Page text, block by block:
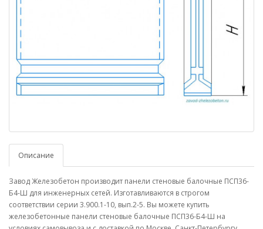
Описание
Завод Железобетон производит панели стеновые балочные ПСП36-
Б4-Ш для инженерных сетей. Изготавливаются в строгом
соответствии серии 3.900.1-10, вып.2-5. Вы можете купить
железобетонные панели стеновые балочные ПСП36-Б4-Ш на